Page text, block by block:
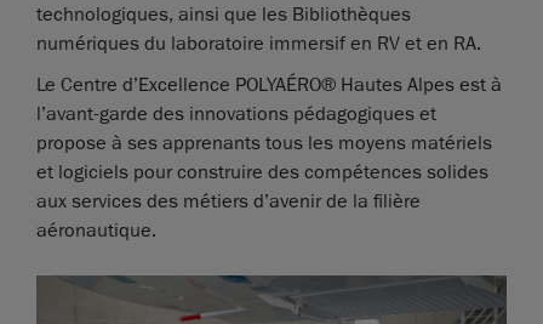
technologiques, ainsi que les Bibliothèques
numériques du laboratoire immersif en RV et en RA.
Le Centre d’Excellence POLYAÉRO® Hautes Alpes est à
l’avant-garde des innovations pédagogiques et
propose à ses apprenants tous les moyens matériels
et logiciels pour construire des compétences solides
aux services des métiers d’avenir de la filière
aéronautique.